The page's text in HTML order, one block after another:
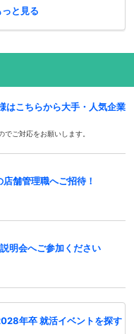
と見る
はこちらから大手・人気企業
ご対応をお願いします。
舗管理職へご招待！
明会へご参加ください
年卒 就活イベントを探す